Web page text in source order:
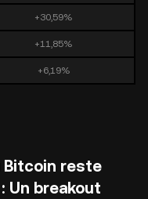
+30,59%
+11,85%
+6,19%
Bitcoin reste
Un breakout